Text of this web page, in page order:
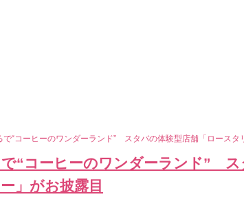
で“コーヒーのワンダーランド” スタバの体験型店舗「ロースタ
で“コーヒーのワンダーランド”
」がお披露目